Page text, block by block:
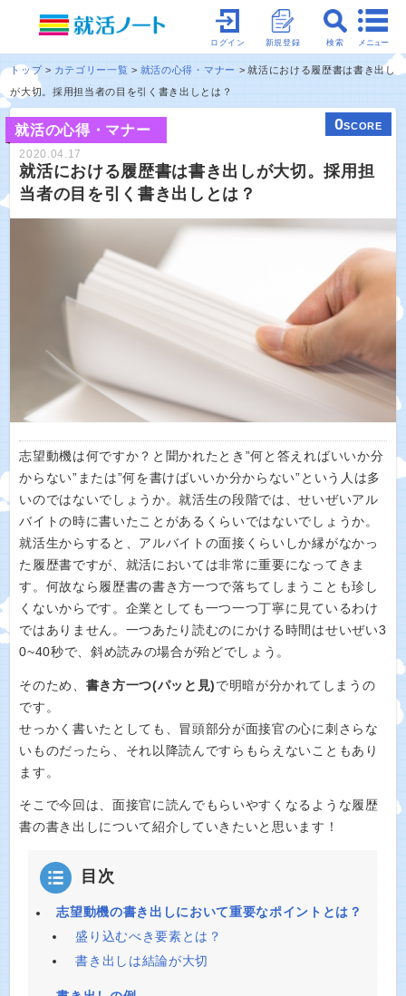
メニュー
検索
新規登録
ログイン
トップ カテゴリー一覧 就活の心得・マナー
就活における履歴書は書き出し
が大切。採用担当者の目を引く書き出しとは？
就活の心得・マナー 0SCORE
2020.04.17
就活における履歴書は書き出しが大切。採用担
当者の目を引く書き出しとは？
志望動機は何ですか？と聞かれたとき”何と答えればいいか分
からない”または”何を書けばいいか分からない”という人は多
いのではないでしょうか。就活生の段階では、せいぜいアル
バイトの時に書いたことがあるくらいではないでしょうか。
就活生からすると、アルバイトの面接くらいしか縁がなかっ
た履歴書ですが、就活においては非常に重要になってきま
す。何故なら履歴書の書き方一つで落ちてしまうことも珍し
くないからです。企業としても一つ一つ丁寧に見ているわけ
ではありません。一つあたり読むのにかける時間はせいぜい3
0~40秒で、斜め読みの場合が殆どでしょう。
そのため、 書き方一つ(パッと見) で明暗が分かれてしまうの
です。
せっかく書いたとしても、冒頭部分が面接官の心に刺さらな
いものだったら、それ以降読んですらもらえないこともあり
ます。
そこで今回は、面接官に読んでもらいやすくなるような履歴
書の書き出しについて紹介していきたいと思います！
目次
志望動機の書き出しにおいて重要なポイントとは？
盛り込むべき要素とは？
書き出しは結論が大切